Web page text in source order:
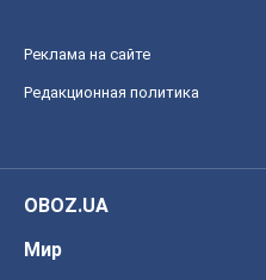
Реклама на сайте
Редакционная политика
OBOZ.UA
Мир